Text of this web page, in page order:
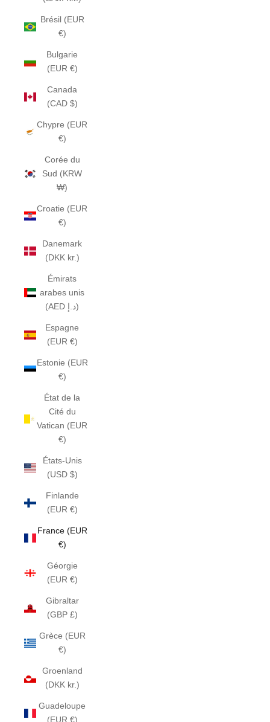
Brésil (EUR
€)
Bulgarie
(EUR €)
Canada
(CAD $)
Chypre (EUR
€)
Corée du
Sud (KRW
₩)
Croatie (EUR
€)
Danemark
(DKK kr.)
Émirats
arabes unis
(AED د.إ)
Espagne
(EUR €)
Estonie (EUR
€)
État de la
Cité du
Vatican (EUR
€)
États-Unis
(USD $)
Finlande
(EUR €)
France (EUR
€)
Géorgie
(EUR €)
Gibraltar
(GBP £)
Grèce (EUR
€)
Groenland
(DKK kr.)
Guadeloupe
(EUR €)